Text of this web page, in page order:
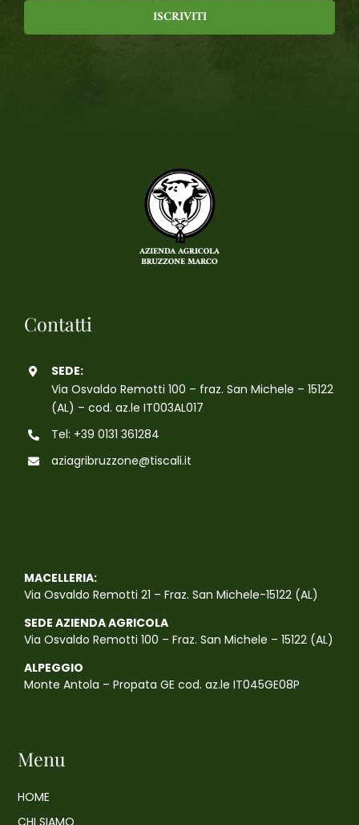
ISCRIVITI
Contatti
SEDE:
Via Osvaldo Remotti 100 – fraz. San Michele – 15122
(AL) – cod. az.le IT003AL017
Tel: +39 0131 361284
aziagribruzzone@tiscali.it
MACELLERIA:
Via Osvaldo Remotti 21 – Fraz. San Michele-15122 (AL)
SEDE AZIENDA AGRICOLA
Via Osvaldo Remotti 100 – Fraz. San Michele – 15122 (AL)
ALPEGGIO
Monte Antola – Propata GE cod. az.le IT045GE08P
Menu
HOME
CHI SIAMO